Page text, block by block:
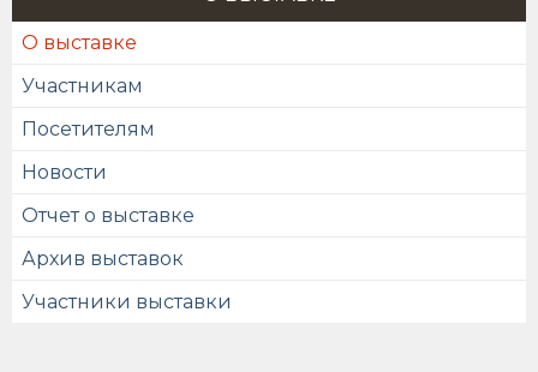
О выставке
Участникам
Посетителям
Новости
Отчет о выставке
Архив выставок
Участники выставки